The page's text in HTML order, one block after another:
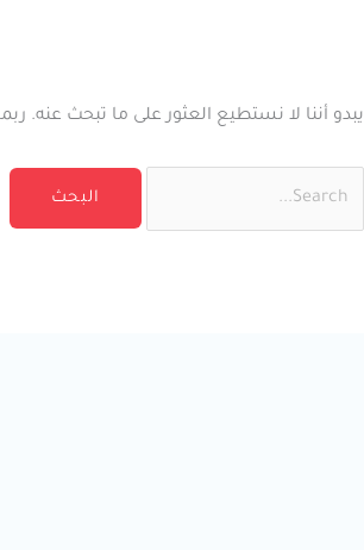
يبدو أننا لا نستطيع العثور على ما تبحث عنه.